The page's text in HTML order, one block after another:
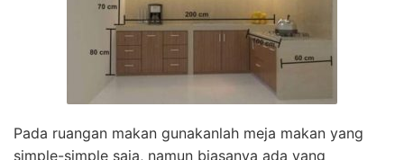
Pada ruangan makan gunakanlah meja makan yang
simple-simple saja, namun biasanya ada yang